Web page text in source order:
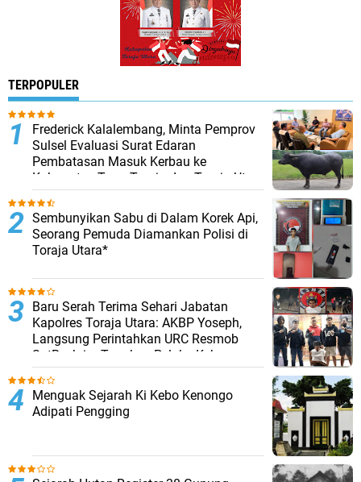
TERPOPULER
Frederick Kalalembang, Minta Pemprov
Sulsel Evaluasi Surat Edaran
Pembatasan Masuk Kerbau ke
Kabupaten Tana Toraja dan Toraja Utara
Sembunyikan Sabu di Dalam Korek Api,
Seorang Pemuda Diamankan Polisi di
Toraja Utara*
Baru Serah Terima Sehari Jabatan
Kapolres Toraja Utara: AKBP Yoseph,
Langsung Perintahkan URC Resmob
SatReskrim Tangkap Pelaku Kekerasan
Seksual Anak Di Bawah Umur
Menguak Sejarah Ki Kebo Kenongo
Adipati Pengging